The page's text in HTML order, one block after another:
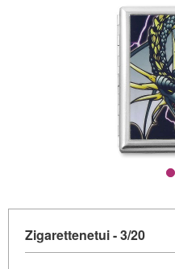
Zigarettenetui - 3/20